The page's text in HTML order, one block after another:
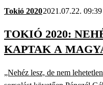
Tokió 20202021.07.22. 09:39
TOKIÓ 2020:
KAPTAK A
„Nehéz lesz, de nem